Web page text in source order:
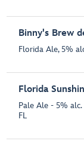
Binny's Brew
Florida Ale, 5%
Florida
Pale Ale - 5%
FL